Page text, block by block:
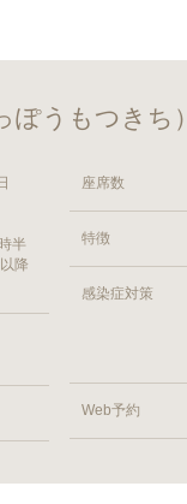
うもつきち）
半
降
座席数
特徴
感染症対策
Web予約